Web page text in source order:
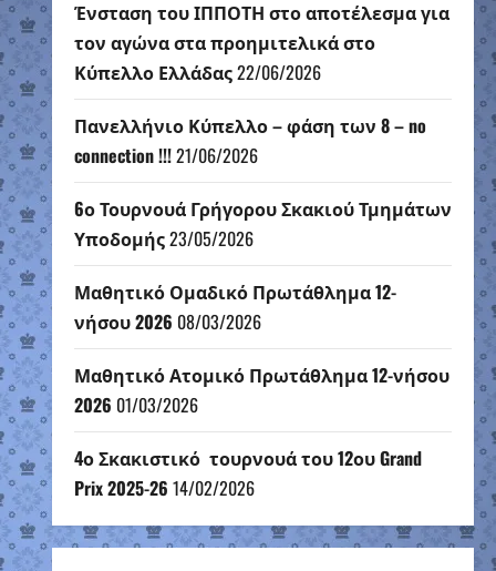
Ένσταση του ΙΠΠΟΤΗ στο αποτέλεσμα για
τον αγώνα στα προημιτελικά στο
Κύπελλο Ελλάδας22/06/2026
Πανελλήνιο Κύπελλο – φάση των 8 – no
connection !!!21/06/2026
6ο Τουρνουά Γρήγορου Σκακιού Τμημάτων
Υποδομής23/05/2026
Μαθητικό Ομαδικό Πρωτάθλημα 12-
νήσου 2026 08/03/2026
Μαθητικό Ατομικό Πρωτάθλημα 12-νήσου
2026 01/03/2026
4ο Σκακιστικό τουρνουά του 12ου Grand
Prix 2025-26 14/02/2026